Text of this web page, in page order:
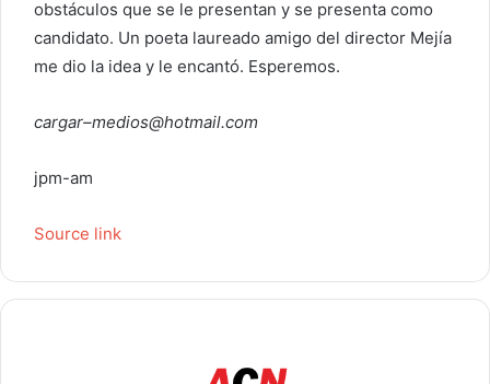
obstáculos que se le presentan y se presenta como
candidato. Un poeta laureado amigo del director Mejía
me dio la idea y le encantó. Esperemos.
cargar–medios@hotmail.com
jpm-am
Source link